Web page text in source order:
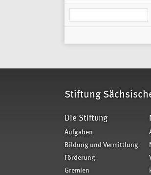
Stiftung
Die Stiftung
Aufgaben
Bildung und Vermittlung
Förderung
Gremien